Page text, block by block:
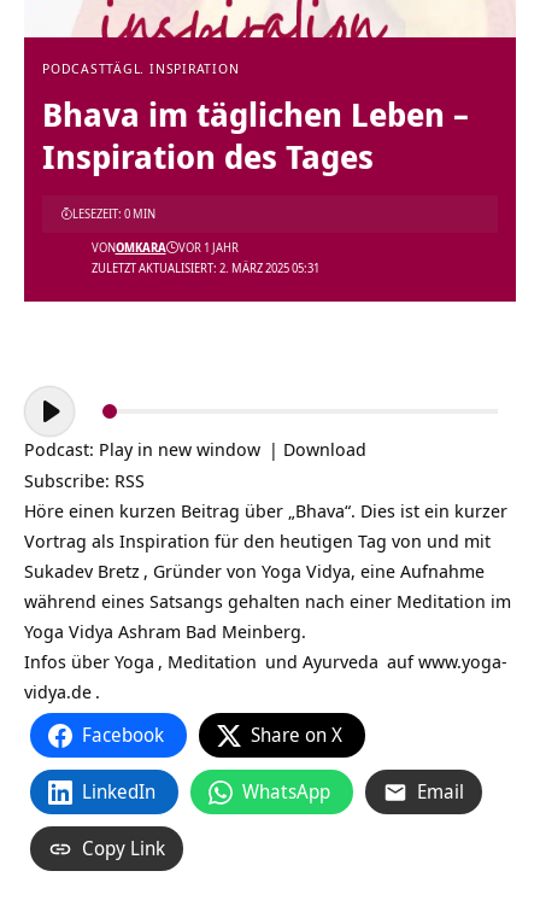
PODCASTTÄGL. INSPIRATION
Bhava im täglichen Leben –
Inspiration des Tages
ZULETZT AKTUALISIERT: 2. MÄRZ 2025 05:31
VONOMKARA VOR 1 JAHR
LESEZEIT: 0 MIN
Audio-
Player
Podcast: Play in new window | Download
Subscribe: RSS
Höre einen kurzen Beitrag über „Bhava“. Dies ist ein kurzer
Vortrag als Inspiration für den heutigen Tag von und mit
Sukadev Bretz , Gründer von Yoga Vidya, eine Aufnahme
während eines Satsangs gehalten nach einer Meditation im
Yoga Vidya Ashram Bad Meinberg.
Infos über Yoga , Meditation und Ayurveda aufwww.yoga-
vidya.de .
Facebook Share on X
LinkedIn WhatsApp Email
Copy Link